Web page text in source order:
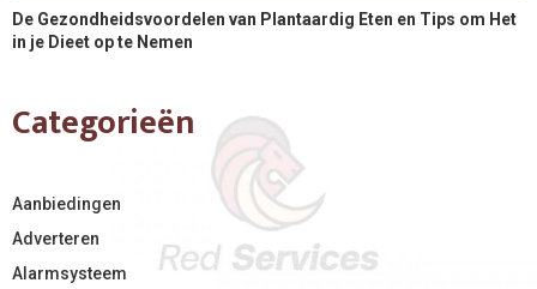
De Gezondheidsvoordelen van Plantaardig Eten en Tips om Het
in je Dieet op te Nemen
Categorieën
Aanbiedingen
Adverteren
Alarmsysteem